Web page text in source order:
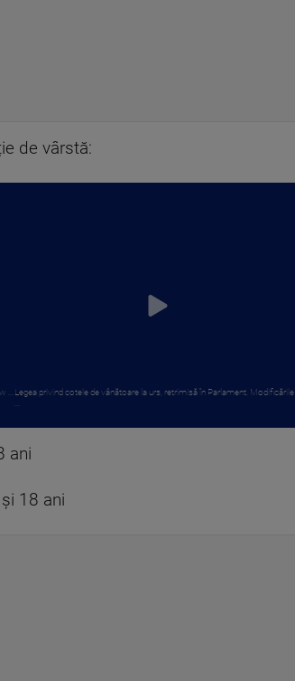
de vârstă:
Legea privind cotele de vânătoare la urs, retrimisă în Parlament. Modificările
ani
18 ani